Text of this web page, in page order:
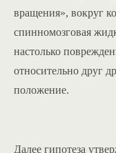
вращения», вокруг
спинномозговая
настолько
относительно друг
положение.
Далее гипотеза